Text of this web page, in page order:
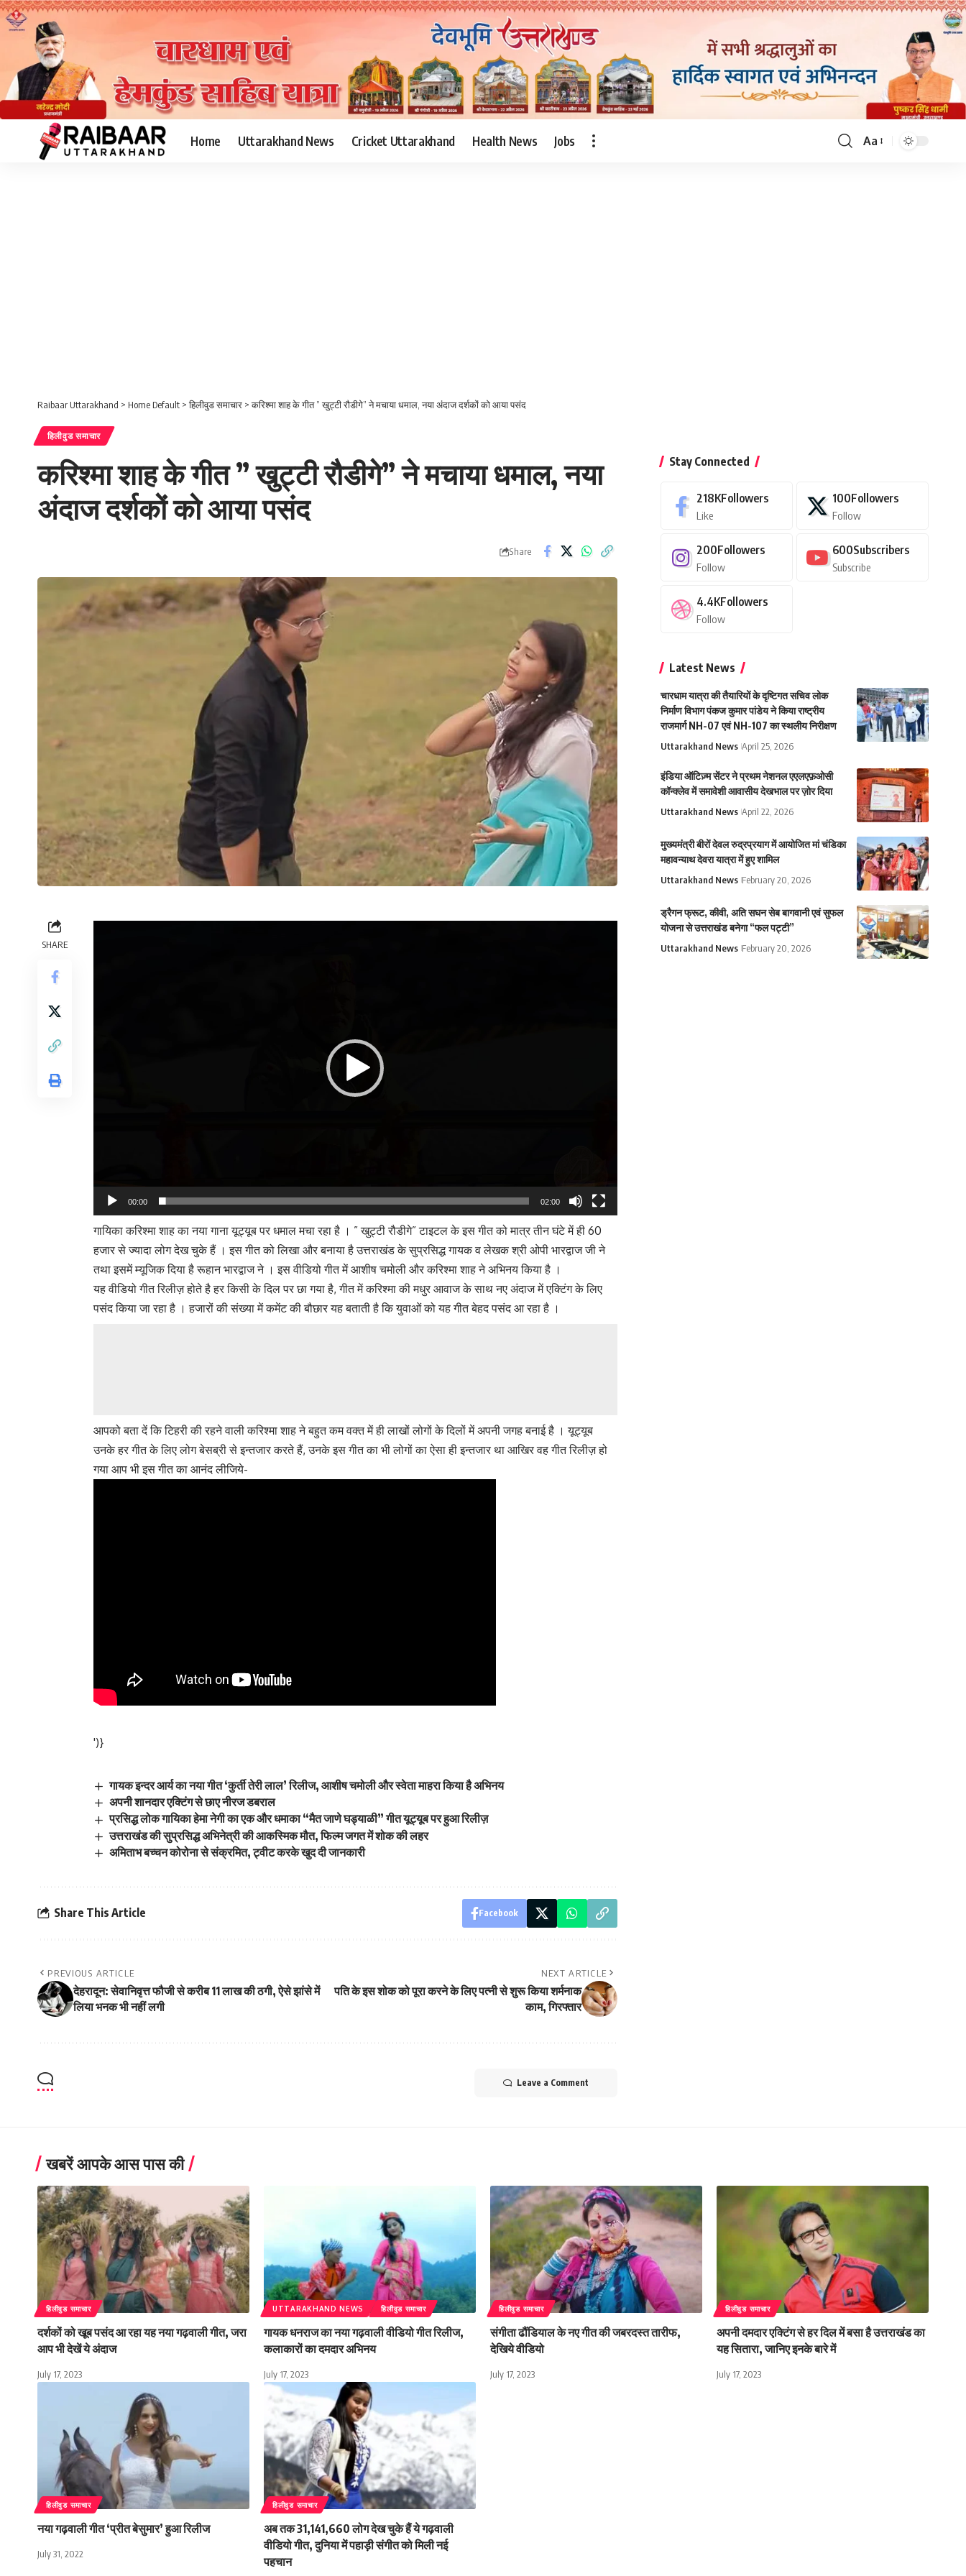
Home Uttarakhand News Cricket Uttarakhand Health News Jobs
Font
Aa
Raibaar Uttarakhand > Home Default >हिलीवुड समाचार >करिश्मा शाह के गीत ” खुट्टी रौडीगे” ने मचाया धमाल, नया अंदाज दर्शकों को आया पसंद
हिलीवुड समाचार
करिश्मा शाह के गीत ” खुट्टी रौडीगे” ने मचाया धमाल, नया
अंदाज दर्शकों को आया पसंद
Share
SHARE
00:00 02:00
गायिका करिश्मा शाह का नया गाना यूट्यूब पर धमाल मचा रहा है । ” खुट्टी रौडीगे” टाइटल के इस गीत को मात्र तीन घंटे में ही 60
हजार से ज्यादा लोग देख चुके हैं । इस गीत को लिखा और बनाया है उत्तराखंड के सुप्रसिद्ध गायक व लेखक श्री ओपी भारद्वाज जी ने
तथा इसमें म्यूजिक दिया है रूहान भारद्वाज ने । इस वीडियो गीत में आशीष चमोली और करिश्मा शाह ने अभिनय किया है ।
यह वीडियो गीत रिलीज़ होते है हर किसी के दिल पर छा गया है, गीत में करिश्मा की मधुर आवाज के साथ नए अंदाज में एक्टिंग के लिए
पसंद किया जा रहा है । हजारों की संख्या में कमेंट की बौछार यह बताती है कि युवाओं को यह गीत बेहद पसंद आ रहा है ।
आपको बता दें कि टिहरी की रहने वाली करिश्मा शाह ने बहुत कम वक्त में ही लाखों लोगों के दिलों में अपनी जगह बनाई है । यूट्यूब
उनके हर गीत के लिए लोग बेसब्री से इन्तजार करते हैं, उनके इस गीत का भी लोगों का ऐसा ही इन्तजार था आखिर वह गीत रिलीज़ हो
गया आप भी इस गीत का आनंद लीजिये-
')}
गायक इन्दर आर्य का नया गीत ‘कुर्ती तेरी लाल’ रिलीज, आशीष चमोली और स्वेता माहरा किया है अभिनय
अपनी शानदार एक्टिंग से छाए नीरज डबराल
प्रसिद्ध लोक गायिका हेमा नेगी का एक और धमाका “मैत जाणे घड्याळी” गीत यूट्यूब पर हुआ रिलीज़
उत्तराखंड की सुप्रसिद्ध अभिनेत्री की आकस्मिक मौत, फिल्म जगत में शोक की लहर
अमिताभ बच्‍चन कोरोना से संक्रमित, ट्वीट करके खुद दी जानकारी
Share This Article Facebook
PREVIOUS ARTICLE
देहरादून: सेवानिवृत्त फौजी से करीब 11 लाख की ठगी, ऐसे झांसे में
लिया भनक भी नहीं लगी
NEXT ARTICLE
पति के इस शोक को पूरा करने के लिए पत्नी से शुरू किया शर्मनाक
काम, गिरफ्तार
Leave a Comment
Stay Connected
218KFollowers
Like
100Followers
Follow
200Followers
Follow
600Subscribers
Subscribe
4.4KFollowers
Follow
Latest News
चारधाम यात्रा की तैयारियों के दृष्टिगत सचिव लोक
निर्माण विभाग पंकज कुमार पांडेय ने किया राष्ट्रीय
राजमार्ग NH-07 एवं NH-107 का स्थलीय निरीक्षण
Uttarakhand News April 25, 2026
इंडिया ऑटिज़्म सेंटर ने प्रथम नेशनल एएलएफ़ओसी
कॉन्क्लेव में समावेशी आवासीय देखभाल पर ज़ोर दिया
Uttarakhand News April 22, 2026
मुख्यमंत्री बीरों देवल रुद्रप्रयाग में आयोजित मां चंडिका
महावन्याथ देवरा यात्रा में हुए शामिल
Uttarakhand News February 20, 2026
ड्रैगन फ्रूट, कीवी, अति सघन सेब बागवानी एवं सुफल
योजना से उत्तराखंड बनेगा “फल पट्टी”
Uttarakhand News February 20, 2026
खबरें आपके आस पास की
हिलीवुड समाचार
दर्शकों को खूब पसंद आ रहा यह नया गढ़वाली गीत, जरा
आप भी देखें ये अंदाज
July 17, 2023
UTTARAKHAND NEWS हिलीवुड समाचार
गायक धनराज का नया गढ़वाली वीडियो गीत रिलीज,
कलाकारों का दमदार अभिनय
July 17, 2023
हिलीवुड समाचार
संगीता ढौंडियाल के नए गीत की जबरदस्त तारीफ,
देखिये वीडियो
July 17, 2023
हिलीवुड समाचार
अपनी दमदार एक्टिंग से हर दिल में बसा है उत्तराखंड का
यह सितारा, जानिए इनके बारे में
July 17, 2023
हिलीवुड समाचार
नया गढ़वाली गीत ‘प्रीत बेसुमार’ हुआ रिलीज
July 31, 2022
हिलीवुड समाचार
अब तक 31,141,660 लोग देख चुके हैं ये गढ़वाली
वीडियो गीत, दुनिया में पहाड़ी संगीत को मिली नई
पहचान